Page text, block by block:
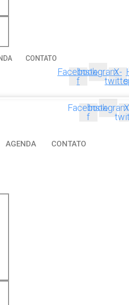
CONTATO
Facebook-
f
InstagramX-
Facebook-
f
Instagram
AGENDA CONTATO